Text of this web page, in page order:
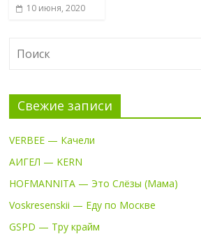
10 июня, 2020
Свежие записи
VERBEE — Качели
АИГЕЛ — KERN
HOFMANNITA — Это Слёзы (Мама)
Voskresenskii — Еду по Москве
GSPD — Тру крайм